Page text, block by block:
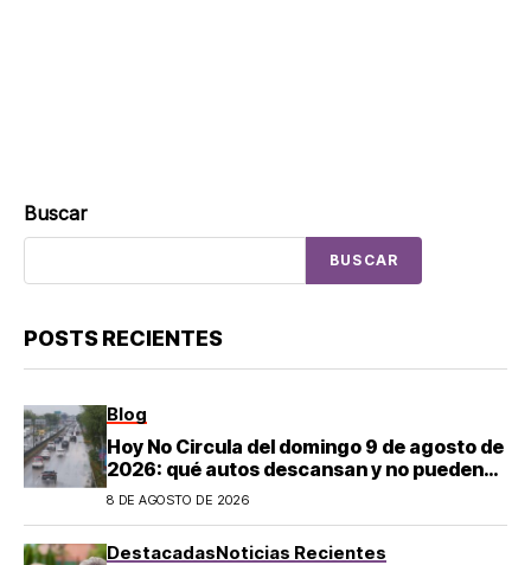
Buscar
BUSCAR
POSTS RECIENTES
Blog
Hoy No Circula del domingo 9 de agosto de
2026: qué autos descansan y no pueden
salir en CDMX y el Estado de México; estos
8 DE AGOSTO DE 2026
DestacadasNoticias Recientes